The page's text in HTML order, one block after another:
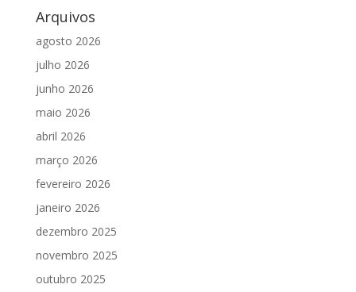
Arquivos
agosto 2026
julho 2026
junho 2026
maio 2026
abril 2026
março 2026
fevereiro 2026
janeiro 2026
dezembro 2025
novembro 2025
outubro 2025